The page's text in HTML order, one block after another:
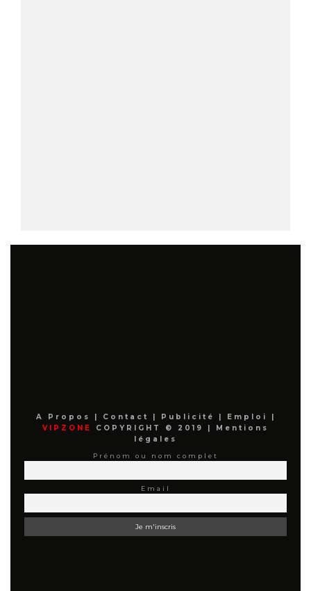
A Propos | Contact | Publicité | Emploi
|
VIPZONE
COPYRIGHT © 2019 |
Mentions
légales
Prénom ou nom complet
Email